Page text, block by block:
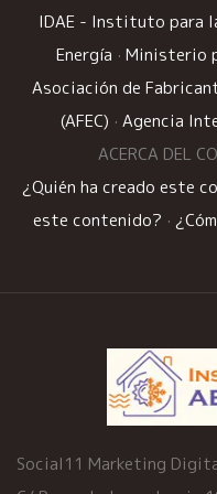
IDAE - Instituto para
Energía · Ministerio
Asociación de
(AFEC) · Agencia
ACERCA DEL
¿Quién ha creado este
este contenido? ·
Social11 Marketing